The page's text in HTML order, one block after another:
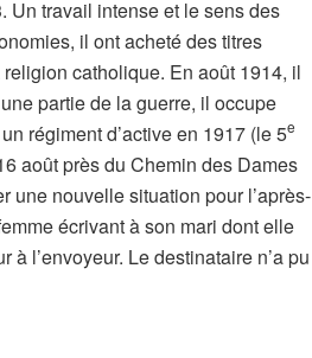
Un travail intense et le sens des
il ont acheté des titres
catholique. En août 1914, il
partie de la guerre, il occupe
régiment d’active en 1917 (le 5e
août près du Chemin des Dames
une nouvelle situation pour l’après-
écrivant à son mari dont elle
l’envoyeur. Le destinataire n’a pu